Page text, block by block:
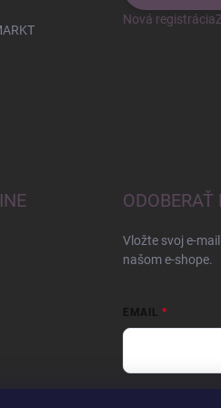
Nová registrácia
ODOBERAŤ
Vložte svoj e-
našom e-shope.
EMAIL